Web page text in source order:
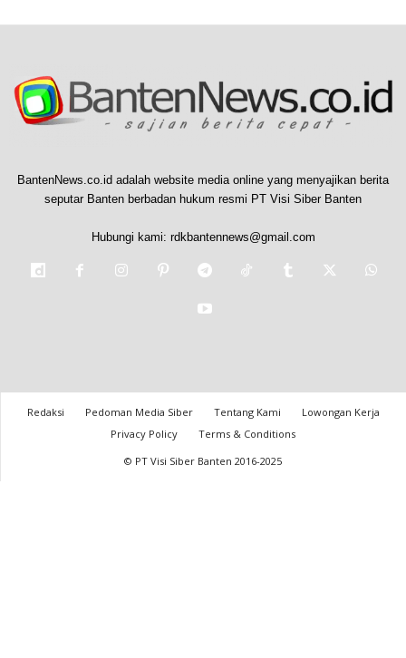
BantenNews.co.id adalah website media online yang menyajikan berita
seputar Banten berbadan hukum resmi PT Visi Siber Banten
Hubungi kami: rdkbantennews@gmail.com
Redaksi Pedoman Media Siber Tentang Kami
Lowongan Kerja
Privacy Policy
Terms & Conditions
© PT Visi Siber Banten 2016-2025